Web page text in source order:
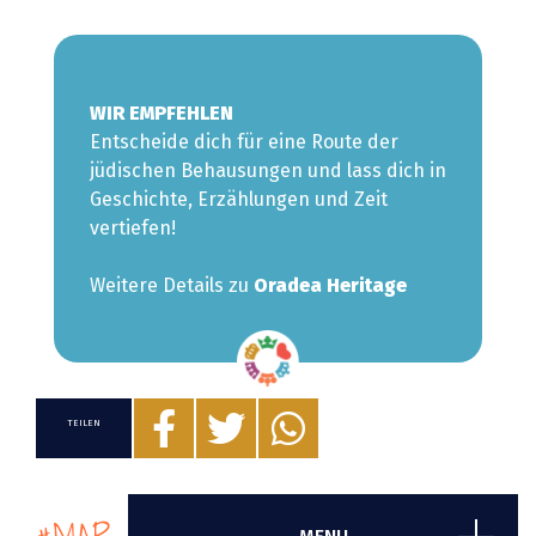
TEILEN
WIR EMPFEHLEN
Entscheide dich für eine Route der
jüdischen Behausungen und lass dich in
Geschichte, Erzählungen und Zeit
vertiefen!
Weitere Details zu Oradea Heritage